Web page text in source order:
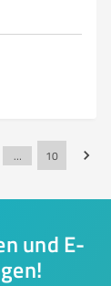
… 10
und E-